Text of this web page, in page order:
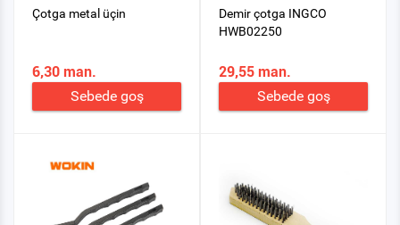
Çotga metal üçin
6,30 man.
Sebede goş
Demir çotga INGCO
HWB02250
29,55 man.
Sebede goş